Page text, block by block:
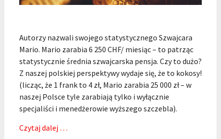
Autorzy nazwali swojego statystycznego Szwajcara
Mario. Mario zarabia 6 250 CHF/ miesiąc – to patrząc
statystycznie średnia szwajcarska pensja. Czy to dużo?
Z naszej polskiej perspektywy wydaje się, że to kokosy!
(licząc, że 1 frank to 4 zł, Mario zarabia 25 000 zł – w
naszej Polsce tyle zarabiają tylko i wyłącznie
specjaliści i menedżerowie wyższego szczebla).
Czytaj dalej …